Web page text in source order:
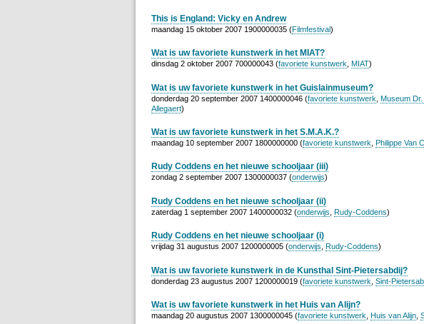
This is England: Vicky en Andrew
maandag 15 oktober 2007 1900000035 (Filmfestival)
Wat is uw favoriete kunstwerk in het MIAT?
dinsdag 2 oktober 2007 700000043 (favoriete kunstwerk MIAT)
Wat is uw favoriete kunstwerk in het Guislainmuseum?
donderdag 20 september 2007 1400000046 (favoriete kunstwerk Museum
Allegaert)
Wat is uw favoriete kunstwerk in het S.M.A.K.?
maandag 10 september 2007 1800000000 (favoriete kunstwerk Philippe Van
Rudy Coddens en het nieuwe schooljaar (iii)
zondag 2 september 2007 1300000037 (onderwijs)
Rudy Coddens en het nieuwe schooljaar (ii)
zaterdag 1 september 2007 1400000032 (onderwijs Rudy-Coddens)
Rudy Coddens en het nieuwe schooljaar (i)
vrijdag 31 augustus 2007 1200000005 (onderwijs Rudy-Coddens)
Wat is uw favoriete kunstwerk in de Kunsthal Sint-Pietersabdij?
donderdag 23 augustus 2007 1200000019 (favoriete kunstwerk Sint-
Wat is uw favoriete kunstwerk in het Huis van Alijn?
maandag 20 augustus 2007 1300000045 (favoriete kunstwerk Huis van Alijn